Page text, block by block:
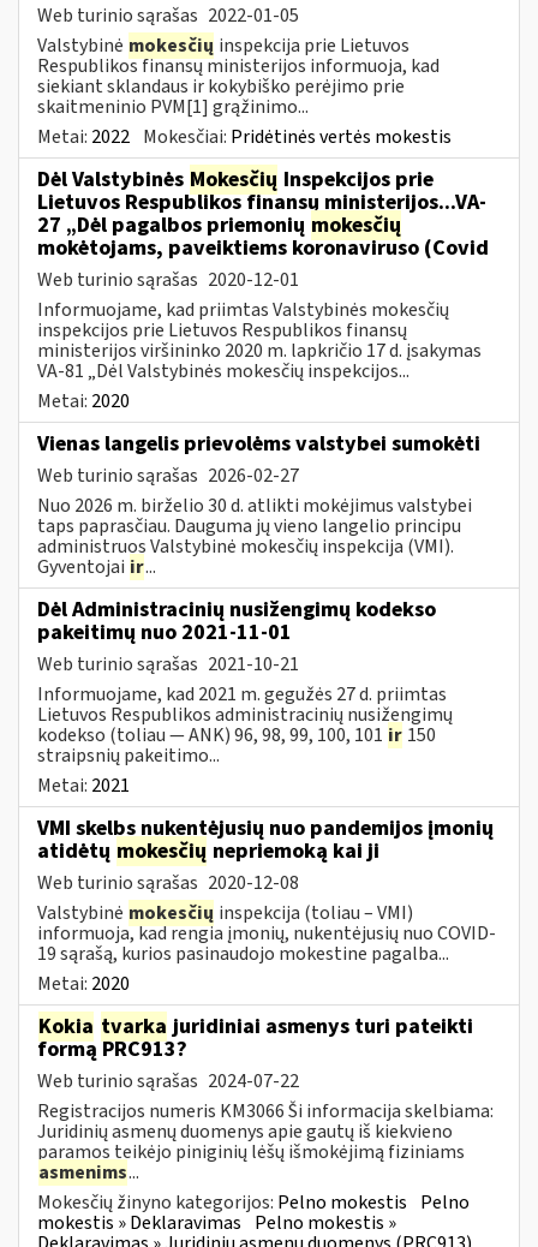
Web turinio sąrašas 2022-01-05
Valstybinė mokesčių inspekcija prie Lietuvos
Respublikos finansų ministerijos informuoja, kad
siekiant sklandaus ir kokybiško perėjimo prie
skaitmeninio PVM[1] grąžinimo...
Metai: 2022 Mokesčiai: Pridėtinės vertės mokestis
Dėl Valstybinės Mokesčių Inspekcijos prie
Lietuvos Respublikos finansų ministerijos...VA-
27 „Dėl pagalbos priemonių mokesčių
mokėtojams, paveiktiems koronaviruso (Covid
Web turinio sąrašas 2020-12-01
Informuojame, kad priimtas Valstybinės mokesčių
inspekcijos prie Lietuvos Respublikos finansų
ministerijos viršininko 2020 m. lapkričio 17 d. įsakymas
VA-81 „Dėl Valstybinės mokesčių inspekcijos...
Metai: 2020
Vienas langelis prievolėms valstybei sumokėti
Web turinio sąrašas 2026-02-27
Nuo 2026 m. birželio 30 d. atlikti mokėjimus valstybei
taps paprasčiau. Dauguma jų vieno langelio principu
administruos Valstybinė mokesčių inspekcija (VMI).
Gyventojai ir...
Dėl Administracinių nusižengimų kodekso
pakeitimų nuo 2021-11-01
Web turinio sąrašas 2021-10-21
Informuojame, kad 2021 m. gegužės 27 d. priimtas
Lietuvos Respublikos administracinių nusižengimų
kodekso (toliau — ANK) 96, 98, 99, 100, 101 ir 150
straipsnių pakeitimo...
Metai: 2021
VMI skelbs nukentėjusių nuo pandemijos įmonių
atidėtų mokesčių nepriemoką kai ji
Web turinio sąrašas 2020-12-08
Valstybinė mokesčių inspekcija (toliau – VMI)
informuoja, kad rengia įmonių, nukentėjusių nuo COVID-
19 sąrašą, kurios pasinaudojo mokestine pagalba...
Metai: 2020
Kokia tvarka juridiniai asmenys turi pateikti
formą PRC913?
Web turinio sąrašas 2024-07-22
Registracijos numeris KM3066 Ši informacija skelbiama:
Juridinių asmenų duomenys apie gautų iš kiekvieno
paramos teikėjo piniginių lėšų išmokėjimą fiziniams
asmenims...
Mokesčių žinyno kategorijos: Pelno mokestis Pelno
mokestis » Deklaravimas Pelno mokestis »